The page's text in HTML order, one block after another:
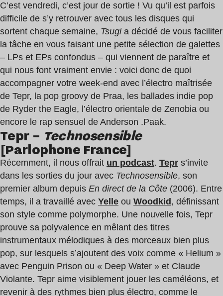
C’est vendredi, c’est jour de sortie ! Vu qu’il est parfois
difficile de s’y retrouver avec tous les disques qui
sortent chaque semaine, Tsugia décidé de vous faciliter
la tâche en vous faisant une petite sélection de galettes
– LPs et EPs confondus – qui viennent de paraître et
qui nous font vraiment envie : voici donc de quoi
accompagner votre week‐end avec l’électro maîtrisée
de Tepr, la pop groovy de Praa, les ballades indie pop
de Ryder the Eagle, l’électro orientale de Zenobia ou
encore le rap sensuel de Anderson .Paak.
Tepr – Technosensible
[Parlophone France]
Récemment, il nous offrait un podcast. Tepr s’invite
dans les sorties du jour avec Technosensible, son
premier album depuis En direct de la Côte (2006). Entre
temps, il a travaillé avec Yelle ou Woodkid , définissant
son style comme polymorphe. Une nouvelle fois, Tepr
prouve sa polyvalence en mêlant des titres
instrumentaux mélodiques à des morceaux bien plus
pop, sur lesquels s’ajoutent des voix comme « Helium »
avec Penguin Prison ou « Deep Water » et Claude
Violante. Tepr aime visiblement jouer les caméléons, et
revenir à des rythmes bien plus électro, comme le